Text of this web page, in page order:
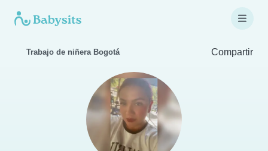
Trabajo de niñera Bogotá Compartir